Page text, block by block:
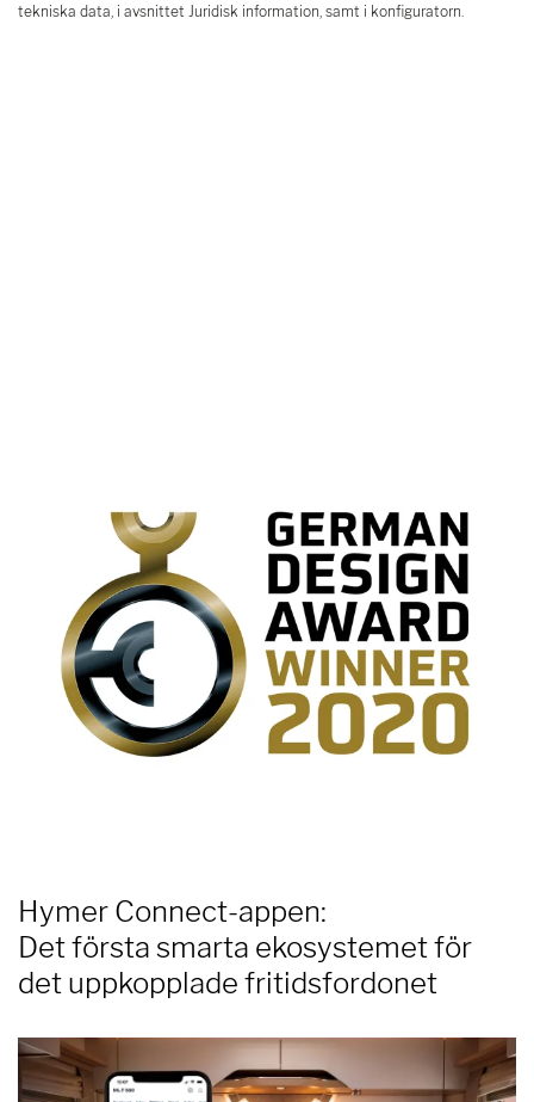
tekniska data, i avsnittet Juridisk information, samt i konfiguratorn.
Hymer Connect-appen:
Det första smarta ekosystemet för
det uppkopplade fritidsfordonet